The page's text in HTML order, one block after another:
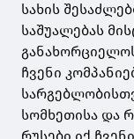
სახის
საშუალებას
ჩვენი
სომხეთისა და